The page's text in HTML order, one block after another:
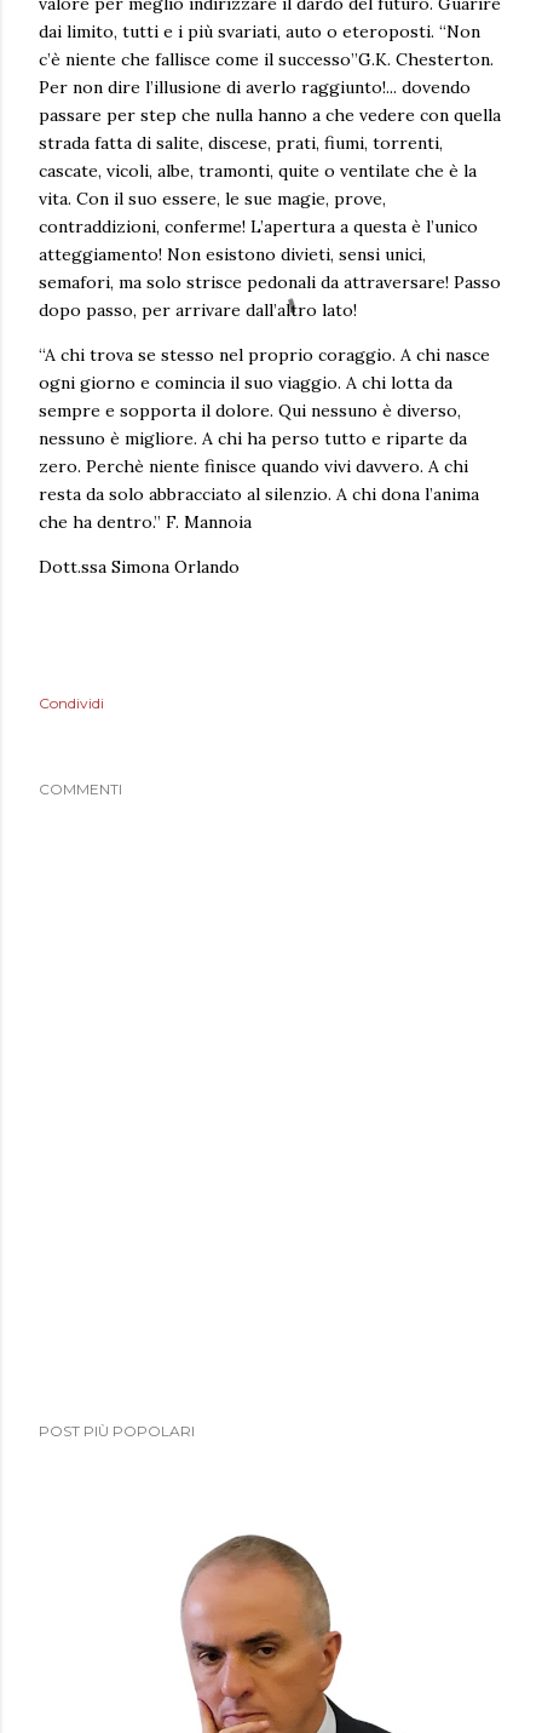
dai limito, tutti e i più svariati, auto o eteroposti. “Non
c’è niente che fallisce come il successo”G.K. Chesterton.
Per non dire l’illusione di averlo raggiunto!... dovendo
passare per step che nulla hanno a che vedere con quella
strada fatta di salite, discese, prati, fiumi, torrenti,
cascate, vicoli, albe, tramonti, quite o ventilate che è la
vita. Con il suo essere, le sue magie, prove,
contraddizioni, conferme! L’apertura a questa è l’unico
atteggiamento! Non esistono divieti, sensi unici,
semafori, ma solo strisce pedonali da attraversare! Passo
dopo passo, per arrivare dall’altro lato!
“A chi trova se stesso nel proprio coraggio. A chi nasce
ogni giorno e comincia il suo viaggio. A chi lotta da
sempre e sopporta il dolore. Qui nessuno è diverso,
nessuno è migliore. A chi ha perso tutto e riparte da
zero. Perchè niente finisce quando vivi davvero. A chi
resta da solo abbracciato al silenzio. A chi dona l’anima
che ha dentro.” F. Mannoia
Dott.ssa Simona Orlando
Condividi
COMMENTI
POST PIÙ POPOLARI